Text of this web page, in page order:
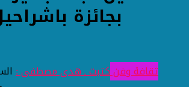
بجائزة
ثقافة وفنكتبت ـ هدى مصطفى :